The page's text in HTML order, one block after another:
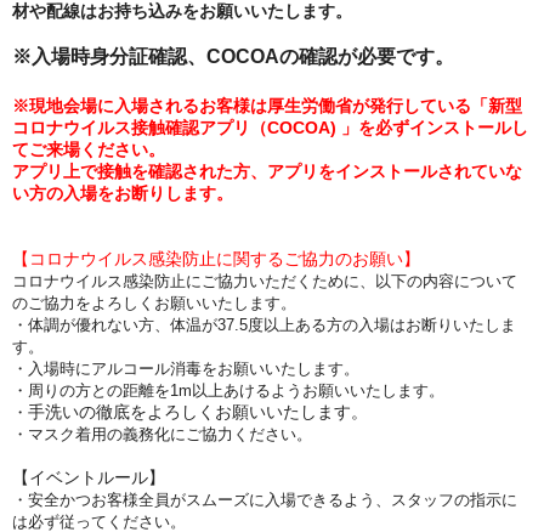
材や配線はお持ち込みをお願いいたします。
※入場時身分証確認、COCOAの確認が必要です。
※現地会場に入場されるお客様は厚生労働省が発行している「新型
コロナウイルス接触確認アプリ（COCOA) 」を必ずインストールし
てご来場ください。
アプリ上で接触を確認された方、アプリをインストールされていな
い方の入場をお断りします。
【コロナウイルス感染防止に関するご協力のお願い】
コロナウイルス感染防止にご協力いただくために、以下の内容について
のご協力をよろしくお願いいたします。
・体調が優れない方、体温が37.5度以上ある方の入場はお断りいたしま
す。
・入場時にアルコール消毒をお願いいたします。
・周りの方との距離を1m以上あけるようお願いいたします。
・ 手洗いの徹底をよろしくお願いいたします。
・マスク着用の義務化にご協力ください。
【イベントルール】
・安全かつお客様全員がスムーズに入場できるよう、スタッフの指示に
は必ず従ってください。